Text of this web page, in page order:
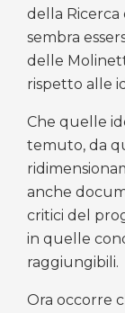
della Ricerca
sembra
delle
rispetto alle
Che quelle
temuto, da
anche
critici del
in quelle
raggiungibili.
Ora occorre